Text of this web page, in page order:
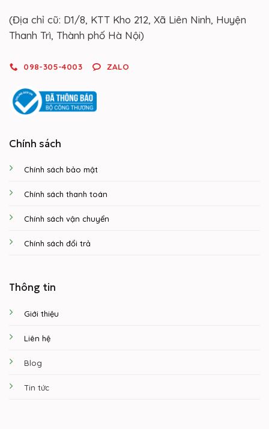
(Địa chỉ cũ: D1/8, KTT Kho 212, Xã Liên Ninh, Huyện
Thanh Trì, Thành phố Hà Nội)
098-305-4003 ZALO
Chính sách
Chính sách bảo mật
Chính sách thanh toán
Chính sách vận chuyển
Chính sách đổi trả
Thông tin
Giới thiệu
Liên hệ
Blog
Tin tức